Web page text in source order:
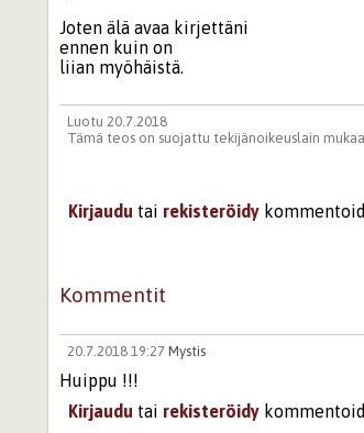
Joten älä avaa kirjettäni
ennen kuin on
liian myöhäistä.
Luotu 20.7.2018
Tämä teos on suojattu tekijänoikeuslain
Kirjaudu tai rekisteröidy
Kommentit
20.7.2018 19:27 Mystis
Huippu !!!
Kirjaudu tai rekisteröidy